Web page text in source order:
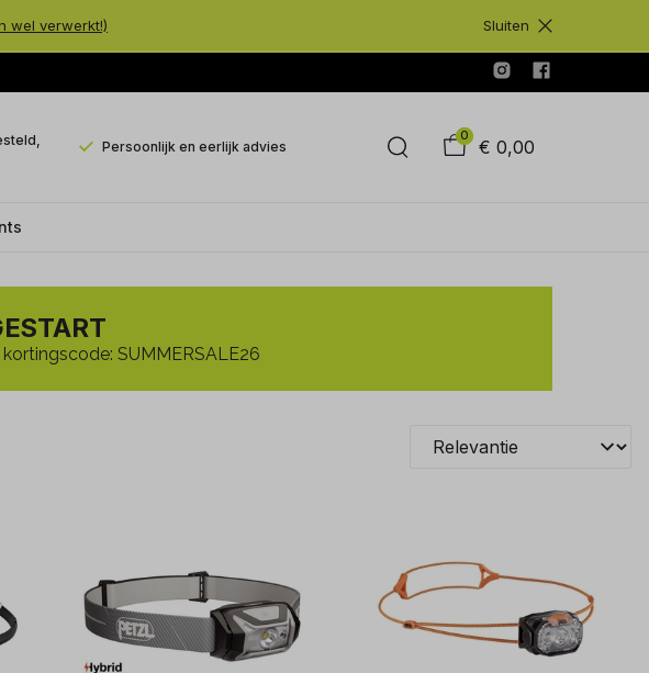
wel verwerkt!) Sluiten
Persoonlijk en eerlijk advies
0
€ 0,00
SUMMERSALE26